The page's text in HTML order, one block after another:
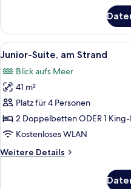
Suite,
Poolzugang
Alle
Fotos
für
Junior-
Suite,
am
Strand
5
Junior-Suite, am Strand
Blick aufs Meer
41 m²
Platz für 4 Personen
2 Doppelbetten ODER 1
Kostenloses WLAN
Weitere Details
Weitere